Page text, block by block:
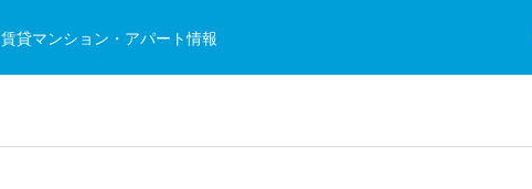
賃貸マンション・アパート情報